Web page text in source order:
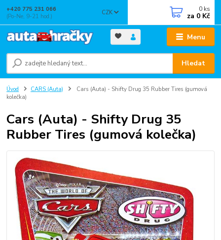
Menu
CZK
Hledat
+420 775 231 066
(Po-Ne, 9-21 hod.)
0 ks
za 0 Kč
Úvod CARS (Auta)
Cars (Auta) - Shifty Drug 35 Rubber Tires (gumová
kolečka)
Cars (Auta) - Shifty Drug 35
Rubber Tires (gumová kolečka)